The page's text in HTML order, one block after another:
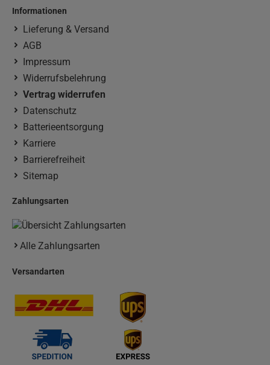
Informationen
Lieferung & Versand
AGB
Impressum
Widerrufsbelehrung
Vertrag widerrufen
Datenschutz
Batterieentsorgung
Karriere
Barrierefreiheit
Sitemap
Zahlungsarten
Alle Zahlungsarten
Versandarten